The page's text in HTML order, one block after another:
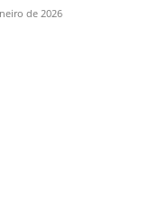
de 2026